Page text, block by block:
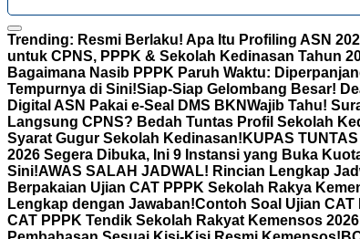
Trending: Resmi Berlaku! Apa Itu Profiling ASN
untuk CPNS, PPPK & Sekolah Kedinasan Tahun
Bagaimana Nasib PPPK Paruh Waktu:
Tempurnya di Sini!Siap-Siap Gelombang Besar!
Digital ASN Pakai e-Seal DMS BKNWajib Tahu!
Langsung CPNS? Bedah Tuntas Profil Sekolah
Syarat Gugur Sekolah Kedinasan! KUPAS
2026 Segera Dibuka, Ini 9 Instansi yang Buka
Sini!AWAS SALAH JADWAL! Rincian Lengkap
Berpakaian Ujian CAT PPPK Sekolah Rakya
Lengkap dengan Jawaban!Contoh Soal Ujian
CAT PPPK Tendik Sekolah Rakyat Kemensos